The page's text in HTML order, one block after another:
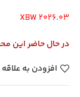
XBW 2026.03
در حال حاضر این
افزودن به